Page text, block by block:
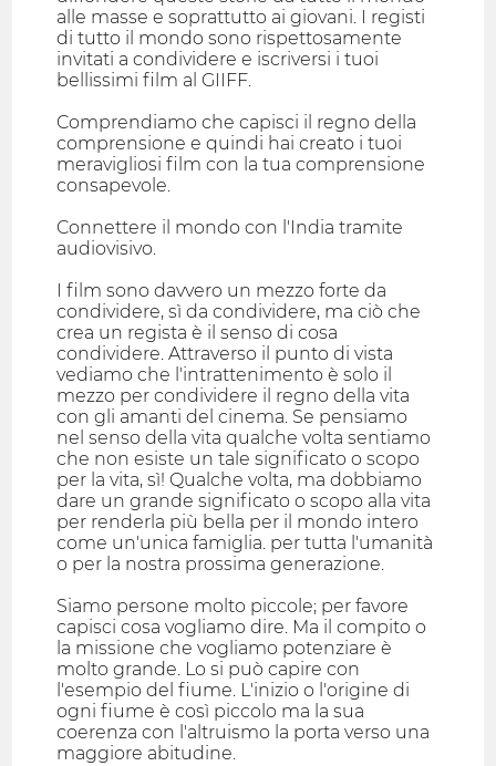
alle masse e soprattutto ai giovani. I registi
di tutto il mondo sono rispettosamente
invitati a condividere e iscriversi i tuoi
bellissimi film al GIIFF.
Comprendiamo che capisci il regno della
comprensione e quindi hai creato i tuoi
meravigliosi film con la tua comprensione
consapevole.
Connettere il mondo con l'India tramite
audiovisivo.
I film sono davvero un mezzo forte da
condividere, sì da condividere, ma ciò che
crea un regista è il senso di cosa
condividere. Attraverso il punto di vista
vediamo che l'intrattenimento è solo il
mezzo per condividere il regno della vita
con gli amanti del cinema. Se pensiamo
nel senso della vita qualche volta sentiamo
che non esiste un tale significato o scopo
per la vita, sì! Qualche volta, ma dobbiamo
dare un grande significato o scopo alla vita
per renderla più bella per il mondo intero
come un'unica famiglia. per tutta l'umanità
o per la nostra prossima generazione.
Siamo persone molto piccole; per favore
capisci cosa vogliamo dire. Ma il compito o
la missione che vogliamo potenziare è
molto grande. Lo si può capire con
l'esempio del fiume. L'inizio o l'origine di
ogni fiume è così piccolo ma la sua
coerenza con l'altruismo la porta verso una
maggiore abitudine.